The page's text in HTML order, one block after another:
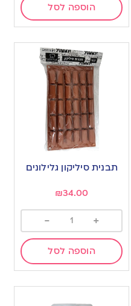
הוספה לסל
תבנית סיליקון גלילונים
₪34.00
+
-
הוספה לסל